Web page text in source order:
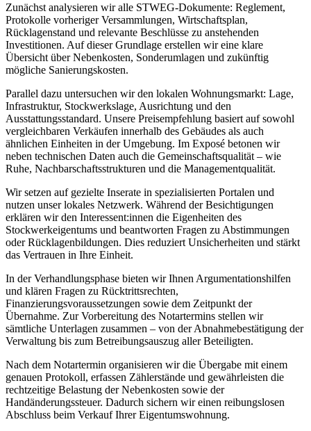
Zunächst analysieren wir alle STWEG-Dokumente: Reglement,
Protokolle vorheriger Versammlungen, Wirtschaftsplan,
Rücklagenstand und relevante Beschlüsse zu anstehenden
Investitionen. Auf dieser Grundlage erstellen wir eine klare
Übersicht über Nebenkosten, Sonderumlagen und zukünftig
mögliche Sanierungskosten.
Parallel dazu untersuchen wir den lokalen Wohnungsmarkt: Lage,
Infrastruktur, Stockwerkslage, Ausrichtung und den
Ausstattungsstandard. Unsere Preisempfehlung basiert auf sowohl
vergleichbaren Verkäufen innerhalb des Gebäudes als auch
ähnlichen Einheiten in der Umgebung. Im Exposé betonen wir
neben technischen Daten auch die Gemeinschaftsqualität – wie
Ruhe, Nachbarschaftsstrukturen und die Managementqualität.
Wir setzen auf gezielte Inserate in spezialisierten Portalen und
nutzen unser lokales Netzwerk. Während der Besichtigungen
erklären wir den Interessent:innen die Eigenheiten des
Stockwerkeigentums und beantworten Fragen zu Abstimmungen
oder Rücklagenbildungen. Dies reduziert Unsicherheiten und stärkt
das Vertrauen in Ihre Einheit.
In der Verhandlungsphase bieten wir Ihnen Argumentationshilfen
und klären Fragen zu Rücktrittsrechten,
Finanzierungsvoraussetzungen sowie dem Zeitpunkt der
Übernahme. Zur Vorbereitung des Notartermins stellen wir
sämtliche Unterlagen zusammen – von der Abnahmebestätigung der
Verwaltung bis zum Betreibungsauszug aller Beteiligten.
Nach dem Notartermin organisieren wir die Übergabe mit einem
genauen Protokoll, erfassen Zählerstände und gewährleisten die
rechtzeitige Belastung der Nebenkosten sowie der
Handänderungssteuer. Dadurch sichern wir einen reibungslosen
Abschluss beim Verkauf Ihrer Eigentumswohnung.